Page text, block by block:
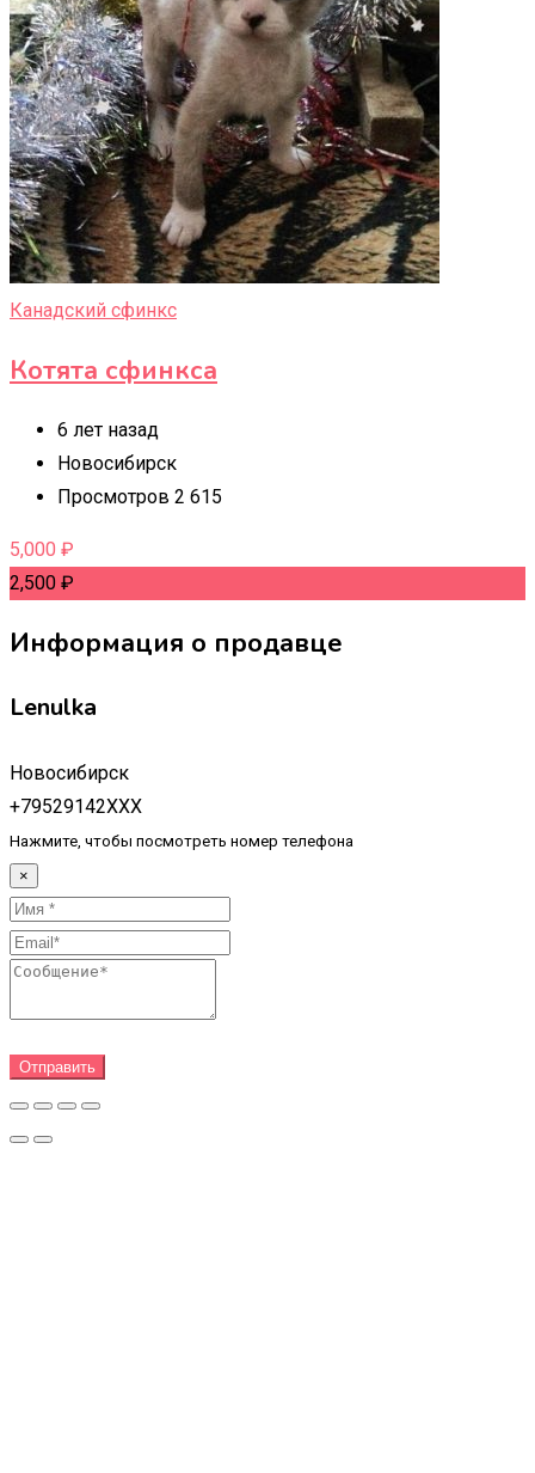
Канадский сфинкс
Котята сфинкса
6 лет назад
Новосибирск
Просмотров 2 615
5,000 ₽
2,500 ₽
Информация о продавце
Lenulka
Новосибирск
+79529142XXX
Нажмите, чтобы посмотреть номер телефона
×
Отправить